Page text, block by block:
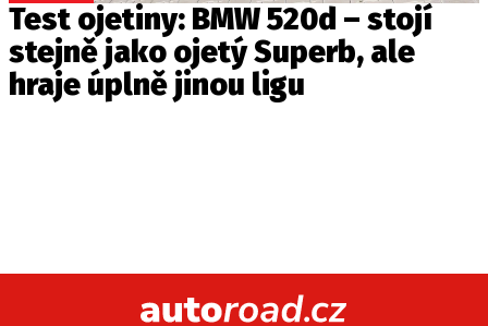
Test ojetiny: BMW 520d – stojí
stejně jako ojetý Superb, ale
hraje úplně jinou ligu